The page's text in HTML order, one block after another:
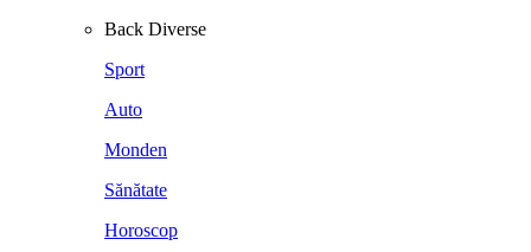
Back Diverse
Sport
Auto
Monden
Sănătate
Horoscop